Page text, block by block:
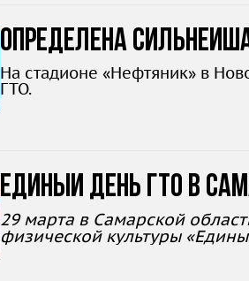
Определена
На стадионе «Нефтяник» в
ГТО.
Единый день ГТО в
29 марта в Самарской
физической культуры